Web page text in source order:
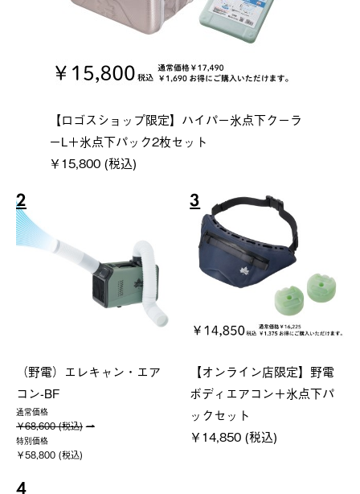
【ロゴスショップ限定】ハイパー氷点下クーラ
ーL＋氷点下パック2枚セット
￥15,800 (税込)
2
（野電）エレキャン・エア
コン-BF
通常価格
￥68,600 (税込)
特別価格
￥58,800 (税込)
3
【オンライン店限定】野電
ボディエアコン＋氷点下パ
ックセット
￥14,850 (税込)
4